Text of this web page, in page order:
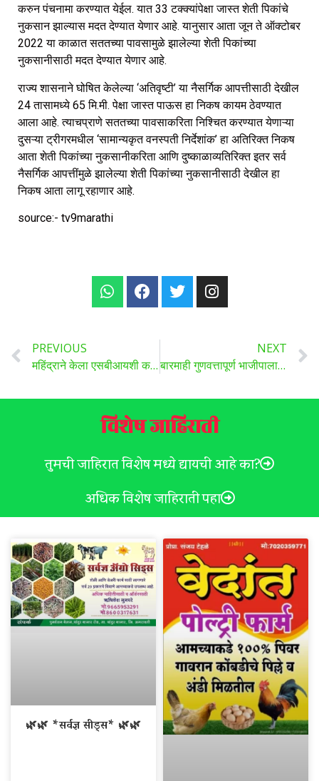
करुन पंचनामा करण्यात येईल. यात 33 टक्क्यांपेक्षा जास्त शेती पिकांचे
नुकसान झाल्यास मदत देण्यात येणार आहे. यानुसार आता जून ते ऑक्टोबर
2022 या काळात सततच्या पावसामुळे झालेल्या शेती पिकांच्या
नुकसानीसाठी मदत देण्यात येणार आहे.
राज्य शासनाने घोषित केलेल्या ‘अतिवृष्टी’ या नैसर्गिक आपत्तीसाठी देखील
24 तासामध्ये 65 मि.मी. पेक्षा जास्त पाऊस हा निकष कायम ठेवण्यात
आला आहे. त्याचप्राणे सततच्या पावसाकरिता निश्चित करण्यात येणाऱ्या
दुसऱ्या ट्रीगरमधील ‘सामान्यकृत वनस्पती निर्देशांक’ हा अतिरिक्त निकष
आता शेती पिकांच्या नुकसानीकरिता आणि दुष्काळाव्यतिरिक्त इतर सर्व
नैसर्गिक आपत्तींमुळे झालेल्या शेती पिकांच्या नुकसानीसाठी देखील हा
निकष आता लागू रहाणार आहे.
source:- tv9marathi
PREVIOUS
महिंद्राने केला एसबीआयशी करार; मध्यप्रदेशमधील शेतकऱ्यांना ट्रॅक्टर खरेदीसाठी मिळणार कर्ज
NEXT
बारमाही गुणवत्तापूर्ण भाजीपाला उत्पादन
विशेष जाहिराती
तुमची जाहिरात विशेष मध्ये द्यायची आहे का?
अधिक विशेष जाहिराती पहा
🌿🌿 *सर्वज्ञ सीड्स* 🌿🌿